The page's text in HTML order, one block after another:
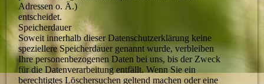
Adressen o. Ä.)
entscheidet.
Speicherdauer
Soweit innerhalb dieser Datenschutzerklärung keine
speziellere Speicherdauer genannt wurde, verbleiben
Ihre personenbezogenen Daten bei uns, bis der Zweck
für die Datenverarbeitung entfällt. Wenn Sie ein
berechtigtes Löschersuchen geltend machen oder eine